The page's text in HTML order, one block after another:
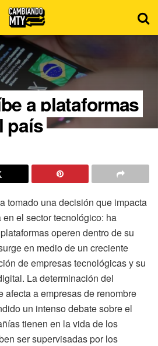
a plataformas
país
tomado una decisión que impacta
el sector tecnológico: ha
operen dentro de su
en medio de un creciente
de empresas tecnológicas y su
La determinación del
afecta a empresas de renombre
un intenso debate sobre el
tienen en la vida de los
ser supervisadas por los